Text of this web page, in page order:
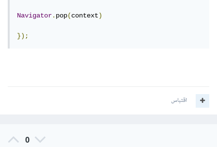
Navigator.pop(context)
});
اقتباس
0